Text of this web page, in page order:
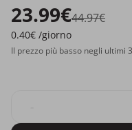
23.99€44.97€
0.40€ /giorno
Il prezzo più basso negli ultimi